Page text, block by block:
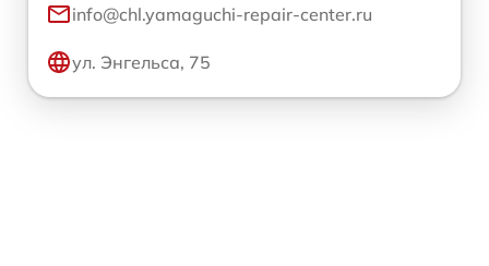
info@chl.yamaguchi-repair-center.ru
ул. Энгельса, 75